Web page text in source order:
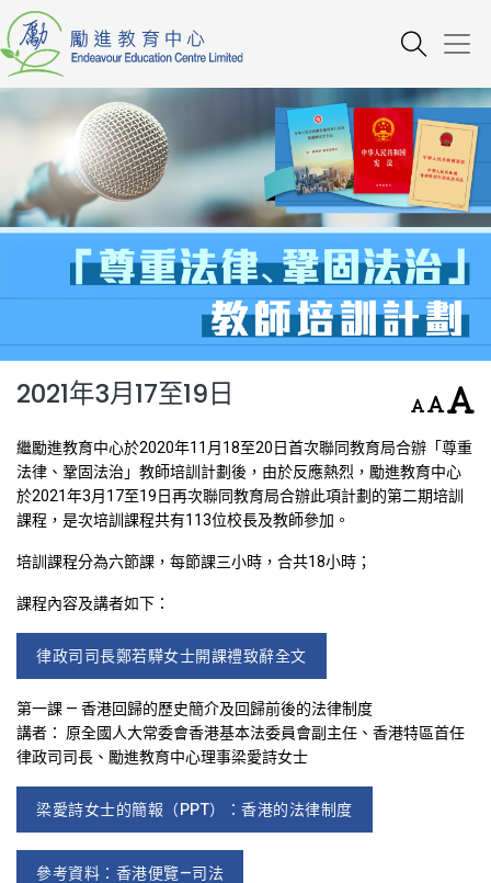
2021年3月17至19日
繼勵進教育中心於2020年11月18至20日首次聯同教育局合辦「尊重
法律、鞏固法治」教師培訓計劃後，由於反應熱烈，勵進教育中心
於2021年3月17至19日再次聯同教育局合辦此項計劃的第二期培訓
課程，是次培訓課程共有113位校長及教師參加。
培訓課程分為六節課，每節課三小時，合共18小時；
課程內容及講者如下：
律政司司長鄭若驊女士開課禮致辭全文
第一課 — 香港回歸的歷史簡介及回歸前後的法律制度
講者： 原全國人大常委會香港基本法委員會副主任、香港特區首任
律政司司長、勵進教育中心理事梁愛詩女士
梁愛詩女士的簡報（PPT）：香港的法律制度
參考資料：香港便覽—司法